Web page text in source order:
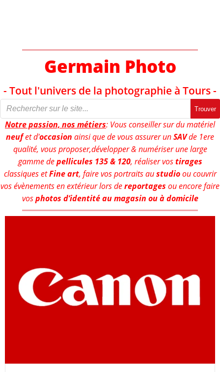
Germain Photo
- Tout l'univers de la photographie à Tours -
Trouver
Notre passion, nos métiers: Vous conseiller sur du matériel
neufet d'occasion ainsi que de vous assurer unSAVde 1ere
qualité, vous proposer,développer & numériser une large
gamme depellicules 135 & 120, réaliser vostirages
classiques etFine art, faire vos portraits austudioou couvrir
vos évènements en extérieur lors dereportages ou encore faire
vosphotos d’identité au magasin ou à domicile